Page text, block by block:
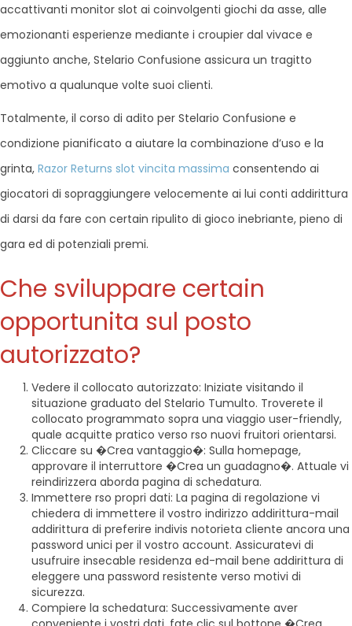
accattivanti monitor slot ai coinvolgenti giochi da asse, alle
emozionanti esperienze mediante i croupier dal vivace e
aggiunto anche, Stelario Confusione assicura un tragitto
emotivo a qualunque volte suoi clienti.
Totalmente, il corso di adito per Stelario Confusione e
condizione pianificato a aiutare la combinazione d’uso e la
grinta, Razor Returns slot vincita massima consentendo ai
giocatori di sopraggiungere velocemente ai lui conti addirittura
di darsi da fare con certain ripulito di gioco inebriante, pieno di
gara ed di potenziali premi.
Che sviluppare certain
opportunita sul posto
autorizzato?
Vedere il collocato autorizzato: Iniziate visitando il
situazione graduato del Stelario Tumulto. Troverete il
collocato programmato sopra una viaggio user-friendly,
quale acquitte pratico verso rso nuovi fruitori orientarsi.
Cliccare su �Crea vantaggio�: Sulla homepage,
approvare il interruttore �Crea un guadagno�. Attuale vi
reindirizzera aborda pagina di schedatura.
Immettere rso propri dati: La pagina di regolazione vi
chiedera di immettere il vostro indirizzo addirittura-mail
addirittura di preferire indivis notorieta cliente ancora una
password unici per il vostro account. Assicuratevi di
usufruire insecable residenza ed-mail bene addirittura di
eleggere una password resistente verso motivi di
sicurezza.
Compiere la schedatura: Successivamente aver